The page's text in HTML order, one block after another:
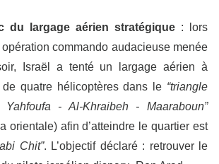
du largage aérien stratégique : lors
opération commando audacieuse menée
Israël a tenté un largage aérien à
de quatre hélicoptères dans le “triangle
Yahfoufa - Al-Khraibeh - Maaraboun”
orientale) afin d’atteindre le quartier est
Chit”. L’objectif déclaré : retrouver le